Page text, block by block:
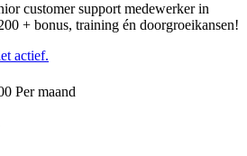
customer support medewerker in
+ bonus, training én doorgroeikansen!
actief.
Per maand